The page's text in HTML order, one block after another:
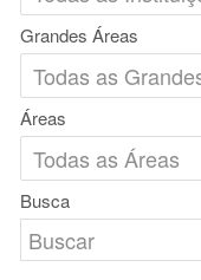
Grandes Áreas
Áreas
Busca